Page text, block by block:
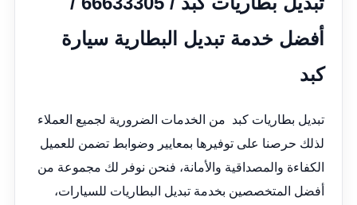
أفضل خدمة تبديل البطارية سيارة
كبد
تبديل بطاريات كبد من الخدمات الضرورية لجميع العملاء
لذلك حرصنا على توفيرها بمعايير وضوابط تضمن للعميل
الكفاءة والمصداقية والأمانة، فنحن نوفر لك مجموعة من
أفضل المتخصصين بخدمة تبديل البطاريات للسيارات،